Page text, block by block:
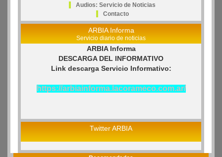
Audios: Servicio de Noticias
Contacto
ARBIA Informa
Servicio diario de noticias
ARBIA Informa
DESCARGA DEL INFORMATIVO
Link descarga Servicio Informativo:
https://arbiainforma.lacorameco.com.ar/
Twitter ARBIA